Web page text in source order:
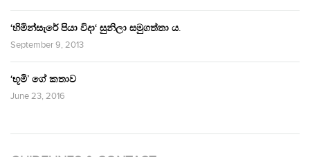
‘හිමින්සැරේ පියා විදා‘ සුනිලා සමුගත්තා ය.
September 9, 2013
‘භූමි’ ගේ කතාව
June 23, 2016